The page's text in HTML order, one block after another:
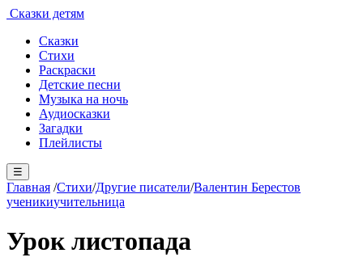
Сказки детям
Сказки
Стихи
Раскраски
Детские песни
Музыка на ночь
Аудиосказки
Загадки
Плейлисты
☰
Главная /Стихи/Другие писатели/Валентин Берестов
ученикиучительница
Урок листопада